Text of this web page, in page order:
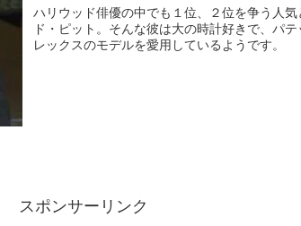
ハリウッド俳優の中でも１位、２位を争う人
ド・ピット。そんな彼は大の時計好きで、パ
レックスのモデルを愛用しているようです。
スポンサーリンク